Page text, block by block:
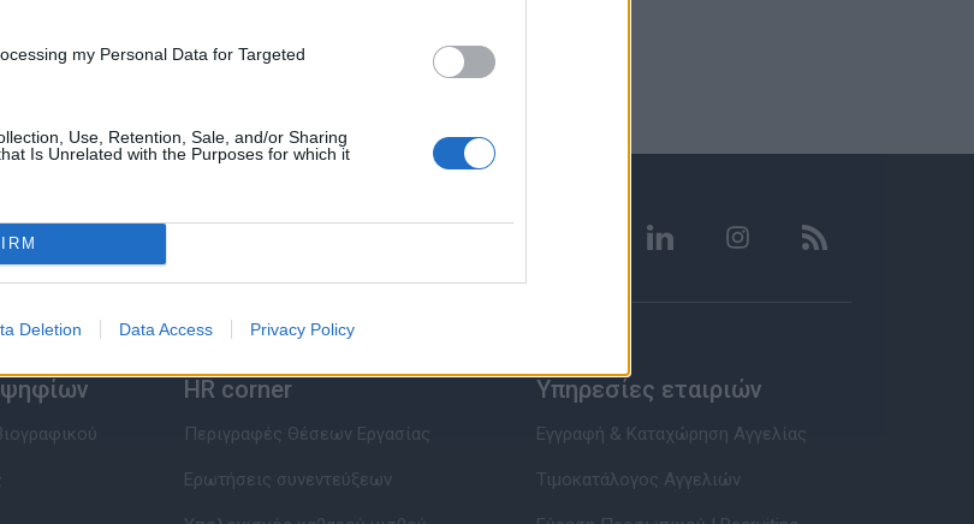
my Personal Data for Targeted
Use, Retention, Sale, and/or Sharing
Is Unrelated with the Purposes for which it
Deletion Data Access Privacy Policy
HR corner
Περιγραφές Θέσεων Εργασίας
Ερωτήσεις συνεντεύξεων
Υπηρεσίες εταιριών
Εγγραφή & Καταχώρηση Αγγελίας
Τιμοκατάλογος Αγγελιών